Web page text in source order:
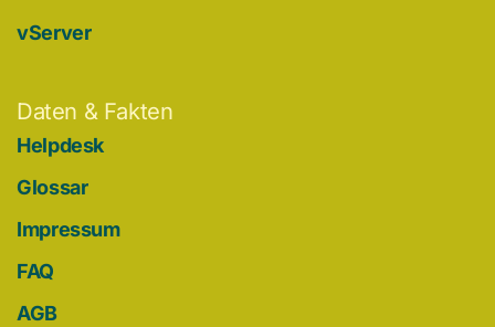
vServer
Daten & Fakten
Helpdesk
Glossar
Impressum
FAQ
AGB